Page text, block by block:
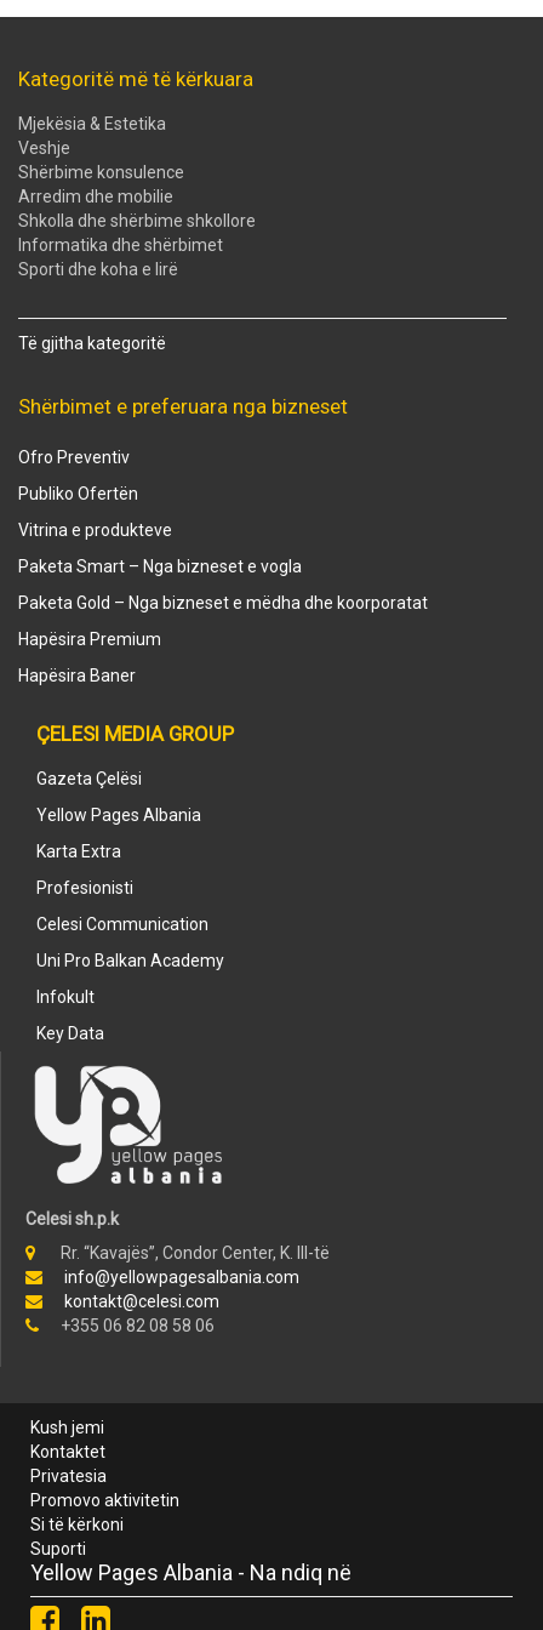
Kategoritë më të kërkuara
Mjekësia & Estetika
Veshje
Shërbime konsulence
Arredim dhe mobilie
Shkolla dhe shërbime shkollore
Informatika dhe shërbimet
Sporti dhe koha e lirë
Të gjitha kategoritë
Shërbimet e preferuara nga bizneset
Ofro Preventiv
Publiko Ofertën
Vitrina e produkteve
Paketa Smart – Nga bizneset e vogla
Paketa Gold – Nga bizneset e mëdha dhe koorporatat
Hapësira Premium
Hapësira Baner
ÇELESI MEDIA GROUP
Gazeta Çelësi
Yellow Pages Albania
Karta Extra
Profesionisti
Celesi Communication
Uni Pro Balkan Academy
Infokult
Key Data
Celesi sh.p.k
Rr. “Kavajës”, Condor Center, K. III-të
info@yellowpagesalbania.com
kontakt@celesi.com
+355 06 82 08 58 06
Kush jemi
Kontaktet
Privatesia
Promovo aktivitetin
Si të kërkoni
Suporti
Yellow Pages Albania - Na ndiq në